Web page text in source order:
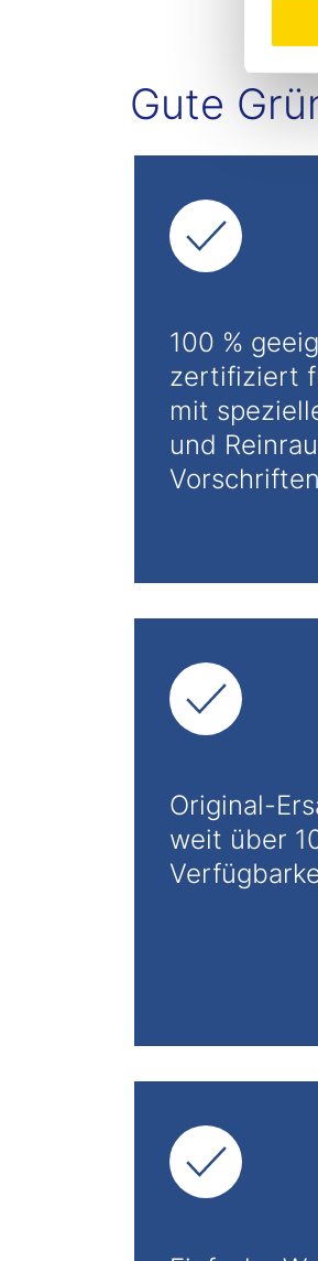
Gute
100 %
zertifiziert
mit
und
Vorschriften
Original-
weit über